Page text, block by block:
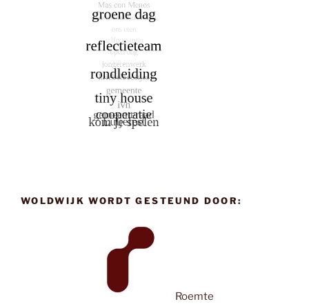
WOLDWIJK WORDT GESTEUND DOOR:
Roemte